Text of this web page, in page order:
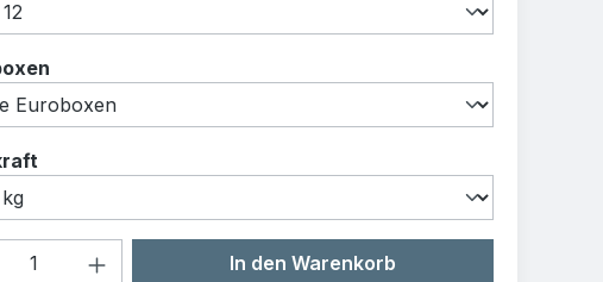
Anzahl: Gib den gewünschten Wert
In den Warenkorb